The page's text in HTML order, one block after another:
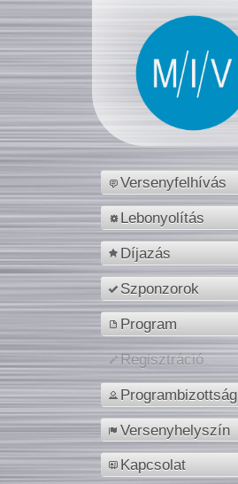
Versenyfelhívás
Lebonyolítás
Díjazás
Szponzorok
Program
Regisztráció
Programbizottság
Versenyhelyszín
Kapcsolat